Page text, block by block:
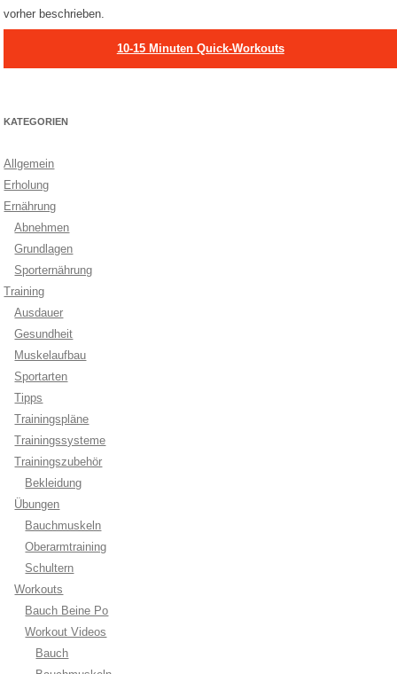
vorher beschrieben.
10-15 Minuten Quick-Workouts
KATEGORIEN
Allgemein
Erholung
Ernährung
Abnehmen
Grundlagen
Sporternährung
Training
Ausdauer
Gesundheit
Muskelaufbau
Sportarten
Tipps
Trainingspläne
Trainingssysteme
Trainingszubehör
Bekleidung
Übungen
Bauchmuskeln
Oberarmtraining
Schultern
Workouts
Bauch Beine Po
Workout Videos
Bauch